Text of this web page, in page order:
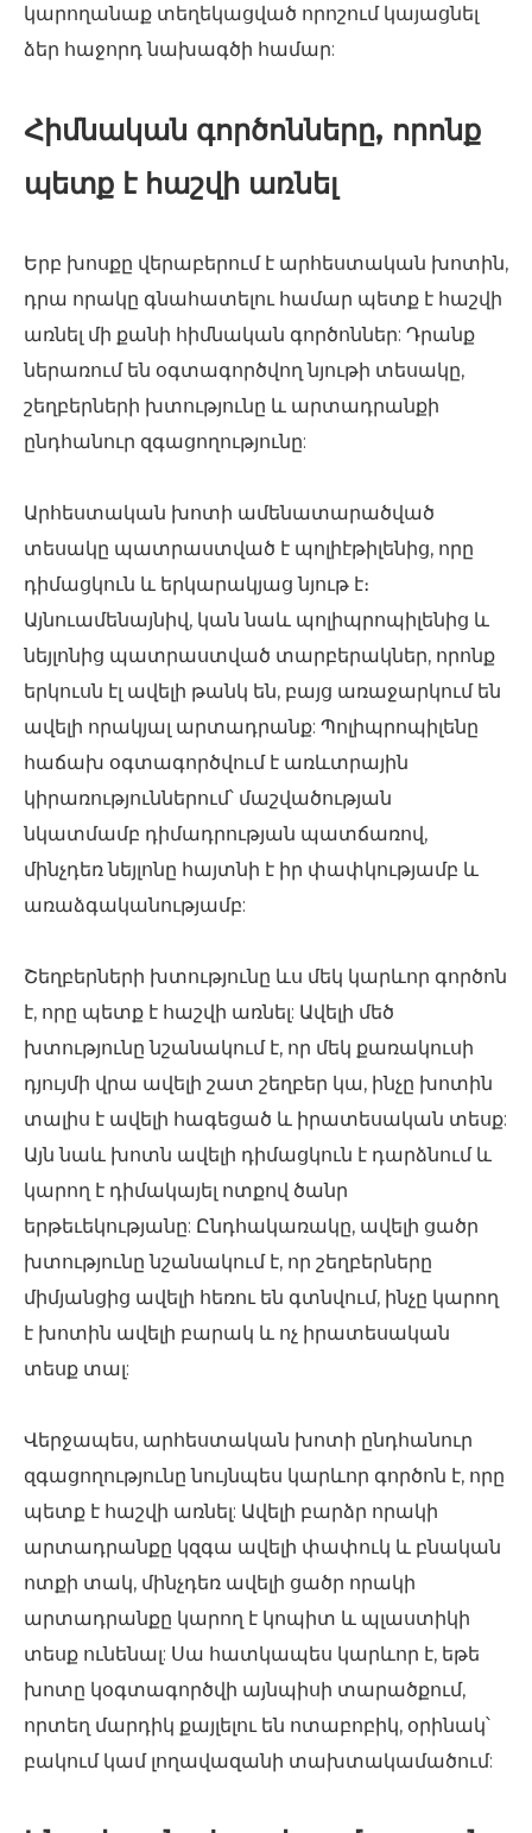
կարողանաք տեղեկացված որոշում կայացնել
ձեր հաջորդ նախագծի համար:
Հիմնական գործոնները, որոնք
պետք է հաշվի առնել
Երբ խոսքը վերաբերում է արհեստական ​​խոտին,
դրա որակը գնահատելու համար պետք է հաշվի
առնել մի քանի հիմնական գործոններ: Դրանք
ներառում են օգտագործվող նյութի տեսակը,
շեղբերների խտությունը և արտադրանքի
ընդհանուր զգացողությունը:
Արհեստական ​​խոտի ամենատարածված
տեսակը պատրաստված է պոլիէթիլենից, որը
դիմացկուն և երկարակյաց նյութ է։
Այնուամենայնիվ, կան նաև պոլիպրոպիլենից և
նեյլոնից պատրաստված տարբերակներ, որոնք
երկուսն էլ ավելի թանկ են, բայց առաջարկում են
ավելի որակյալ արտադրանք: Պոլիպրոպիլենը
հաճախ օգտագործվում է առևտրային
կիրառություններում՝ մաշվածության
նկատմամբ դիմադրության պատճառով,
մինչդեռ նեյլոնը հայտնի է իր փափկությամբ և
առաձգականությամբ:
Շեղբերների խտությունը ևս մեկ կարևոր գործոն
է, որը պետք է հաշվի առնել: Ավելի մեծ
խտությունը նշանակում է, որ մեկ քառակուսի
դյույմի վրա ավելի շատ շեղբեր կա, ինչը խոտին
տալիս է ավելի հագեցած և իրատեսական տեսք:
Այն նաև խոտն ավելի դիմացկուն է դարձնում և
կարող է դիմակայել ոտքով ծանր
երթեւեկությանը: Ընդհակառակը, ավելի ցածր
խտությունը նշանակում է, որ շեղբերները
միմյանցից ավելի հեռու են գտնվում, ինչը կարող
է խոտին ավելի բարակ և ոչ իրատեսական
տեսք տալ:
Վերջապես, արհեստական ​​խոտի ընդհանուր
զգացողությունը նույնպես կարևոր գործոն է, որը
պետք է հաշվի առնել: Ավելի բարձր որակի
արտադրանքը կզգա ավելի փափուկ և բնական
ոտքի տակ, մինչդեռ ավելի ցածր որակի
արտադրանքը կարող է կոպիտ և պլաստիկի
տեսք ունենալ: Սա հատկապես կարևոր է, եթե
խոտը կօգտագործվի այնպիսի տարածքում,
որտեղ մարդիկ քայլելու են ոտաբոբիկ, օրինակ՝
բակում կամ լողավազանի տախտակամածում: